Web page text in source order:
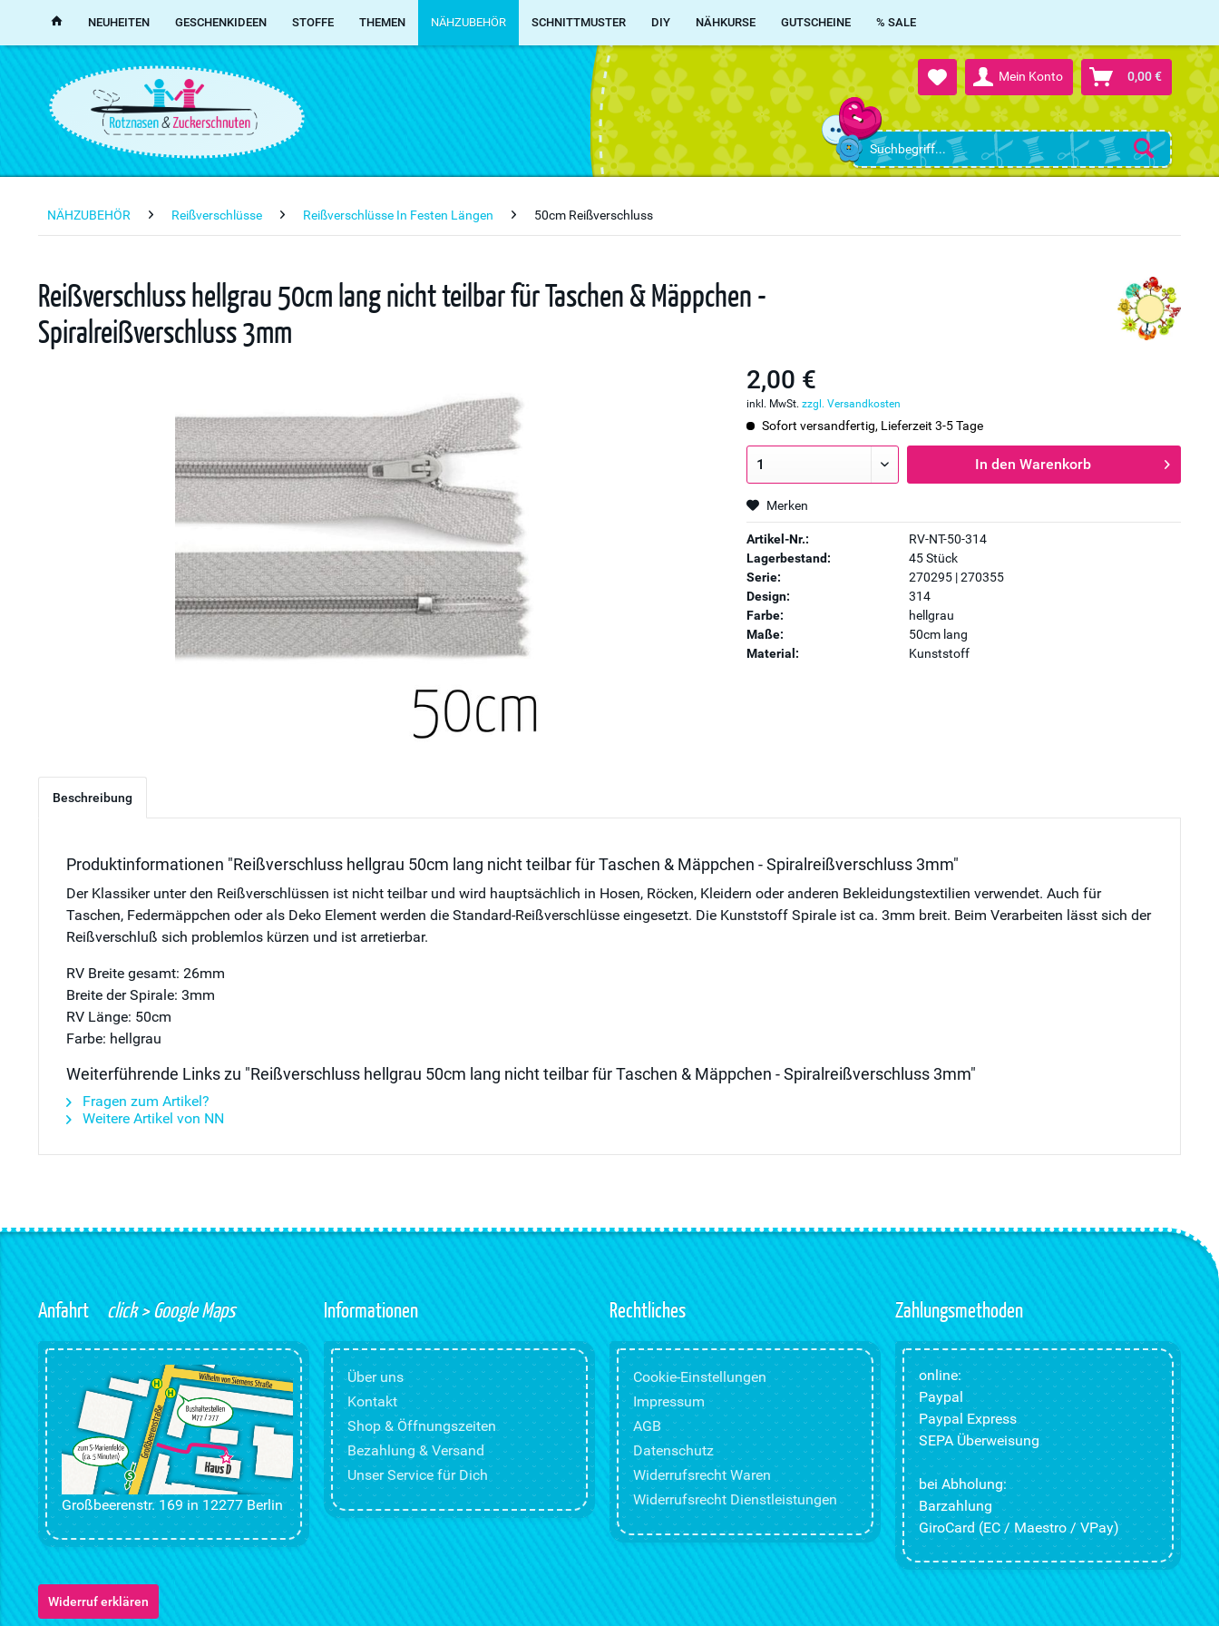
Mein Konto 0,00 €
NEUHEITEN GESCHENKIDEEN STOFFE THEMEN NÄHZUBEHÖR SCHNITTMUSTER DIY NÄHKURSE GUTSCHEINE % SALE
NÄHZUBEHÖR Reißverschlüsse Reißverschlüsse In Festen Längen 50cm Reißverschluss
Reißverschluss hellgrau 50cm lang nicht teilbar für Taschen & Mäppchen -
Spiralreißverschluss 3mm
2,00 €
inkl. MwSt.zzgl. Versandkosten
Sofort versandfertig, Lieferzeit 3-5 Tage
In den Warenkorb
Merken
Artikel-Nr.:
RV-NT-50-314
Lagerbestand:
45 Stück
Serie:
270295 | 270355
Design:
314
Farbe:
hellgrau
Maße:
50cm lang
Material:
Kunststoff
Beschreibung
Produktinformationen "Reißverschluss hellgrau 50cm lang nicht teilbar für Taschen & Mäppchen - Spiralreißverschluss 3mm"
Der Klassiker unter den Reißverschlüssen ist nicht teilbar und wird hauptsächlich in Hosen, Röcken, Kleidern oder anderen Bekleidungstextilien verwendet. Auch für
Taschen, Federmäppchen oder als Deko Element werden die Standard-Reißverschlüsse eingesetzt. Die Kunststoff Spirale ist ca. 3mm breit. Beim Verarbeiten lässt sich der
Reißverschluß sich problemlos kürzen und ist arretierbar.
RV Breite gesamt: 26mm
Breite der Spirale: 3mm
RV Länge: 50cm
Farbe: hellgrau
Weiterführende Links zu "Reißverschluss hellgrau 50cm lang nicht teilbar für Taschen & Mäppchen - Spiralreißverschluss 3mm"
Fragen zum Artikel?
Weitere Artikel von NN
Anfahrt click > Google Maps
Großbeerenstr. 169 in 12277 Berlin
Informationen
Über uns
Kontakt
Shop & Öffnungszeiten
Bezahlung & Versand
Unser Service für Dich
Rechtliches
Cookie-Einstellungen
Impressum
AGB
Datenschutz
Widerrufsrecht Waren
Widerrufsrecht Dienstleistungen
Zahlungsmethoden
online:
Paypal
Paypal Express
SEPA Überweisung
bei Abholung:
Barzahlung
GiroCard (EC / Maestro / VPay)
Widerruf erklären